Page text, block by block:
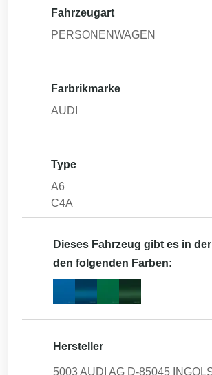
Fahrzeugart
PERSONENWAGEN
Farbrikmarke
AUDI
Type
A6
C4A
Dieses Fahrzeug gibt es in
den folgenden Farben:
Hersteller
5003 AUDI AG D-85045